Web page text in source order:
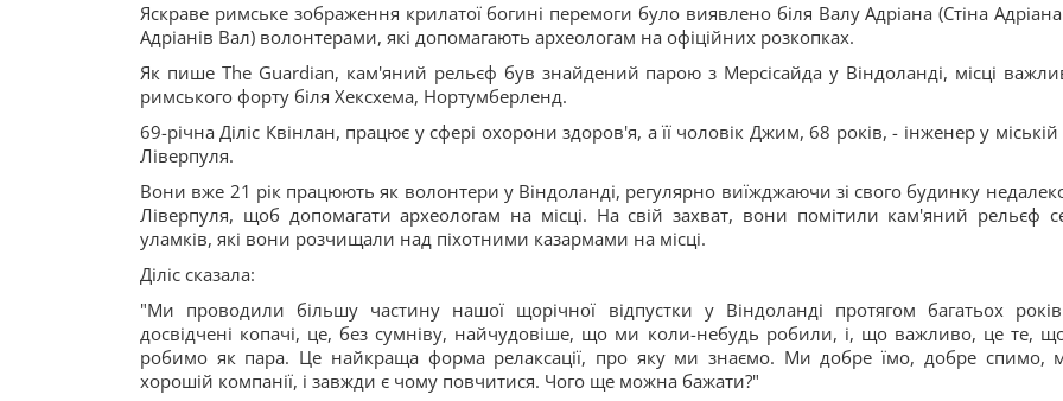
Яскраве римське зображення крилатої богині перемоги було виявлено біля Валу Адріана (Стіна
Адріанів Вал) волонтерами, які допомагають археологам на офіційних розкопках.
Як пише The Guardian, кам'яний рельєф був знайдений парою з Мерсісайда у Віндоланді, місці
римського форту біля Хексхема, Нортумберленд.
69-річна Діліс Квінлан, працює у сфері охорони здоров'я, а її чоловік Джим, 68 років, - інженер у міській
Ліверпуля.
Вони вже 21 рік працюють як волонтери у Віндоланді, регулярно виїжджаючи зі свого будинку
Ліверпуля, щоб допомагати археологам на місці. На свій захват, вони помітили кам'яний рельєф
уламків, які вони розчищали над піхотними казармами на місці.
Діліс сказала:
"Ми проводили більшу частину нашої щорічної відпустки у Віндоланді протягом багатьох
досвідчені копачі, це, без сумніву, найчудовіше, що ми коли-небудь робили, і, що важливо, це те,
робимо як пара. Це найкраща форма релаксації, про яку ми знаємо. Ми добре їмо, добре спимо,
хорошій компанії, і завжди є чому повчитися. Чого ще можна бажати?"